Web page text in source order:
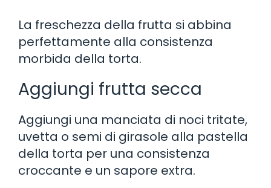
La freschezza della frutta si abbina
perfettamente alla consistenza
morbida della torta.
Aggiungi frutta secca
Aggiungi una manciata di noci tritate,
uvetta o semi di girasole alla pastella
della torta per una consistenza
croccante e un sapore extra.